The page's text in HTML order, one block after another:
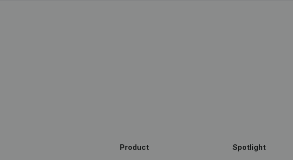
Product Spotlight